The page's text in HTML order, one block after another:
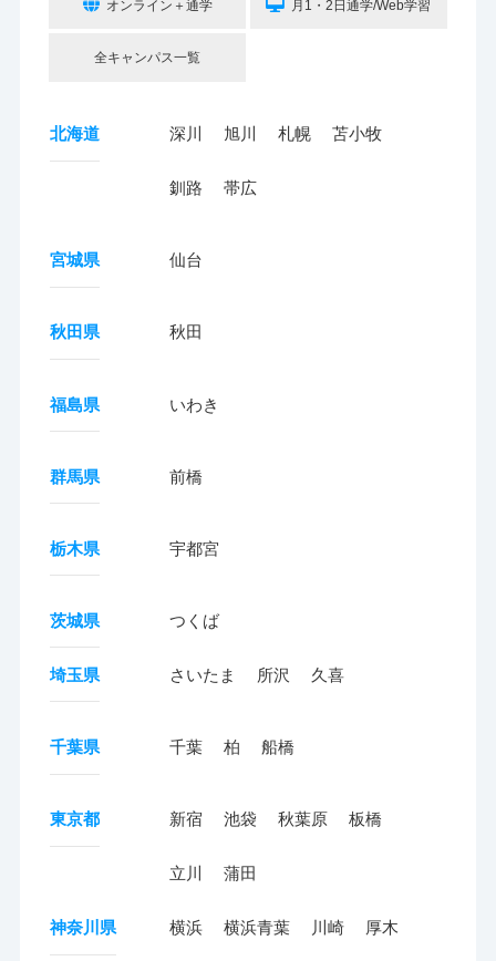
オンライン＋通学 月1・2日通学/Web学習
全キャンパス一覧
北海道 深川 旭川 札幌 苫小牧
釧路 帯広
宮城県 仙台
秋田県 秋田
福島県 いわき
群馬県 前橋
栃木県 宇都宮
茨城県 つくば
埼玉県 さいたま 所沢 久喜
千葉県 千葉 柏 船橋
東京都 新宿 池袋 秋葉原 板橋
立川 蒲田
神奈川県 横浜 横浜青葉 川崎 厚木